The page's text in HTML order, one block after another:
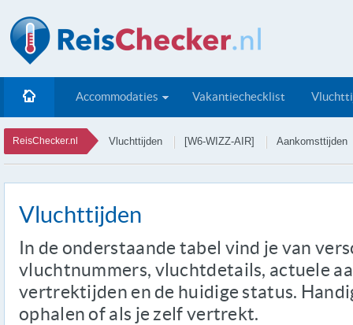
Accommodaties Vakantiechecklist
ReisChecker.nl Vluchttijden [W6-WIZZ-AIR] Aankomsttijden
Vluchttijden
In de onderstaande tabel vind je van
vluchtnummers, vluchtdetails, actuele
vertrektijden en de huidige status.
ophalen of als je zelf vertrekt.